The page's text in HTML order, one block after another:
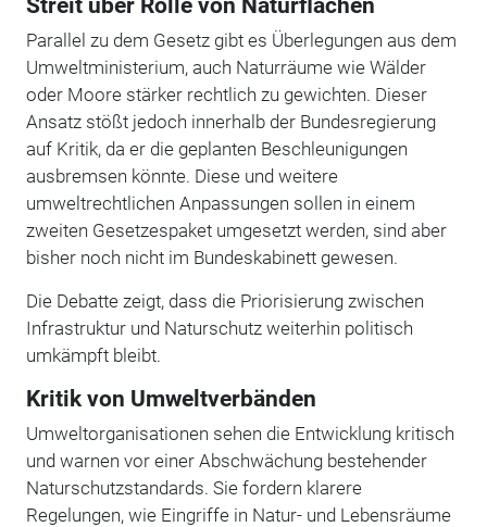
Streit über Rolle von Naturflächen
Parallel zu dem Gesetz gibt es Überlegungen aus dem
Umweltministerium, auch Naturräume wie Wälder
oder Moore stärker rechtlich zu gewichten. Dieser
Ansatz stößt jedoch innerhalb der Bundesregierung
auf Kritik, da er die geplanten Beschleunigungen
ausbremsen könnte. Diese und weitere
umweltrechtlichen Anpassungen sollen in einem
zweiten Gesetzespaket umgesetzt werden, sind aber
bisher noch nicht im Bundeskabinett gewesen.
Die Debatte zeigt, dass die Priorisierung zwischen
Infrastruktur und Naturschutz weiterhin politisch
umkämpft bleibt.
Kritik von Umweltverbänden
Umweltorganisationen sehen die Entwicklung kritisch
und warnen vor einer Abschwächung bestehender
Naturschutzstandards. Sie fordern klarere
Regelungen, wie Eingriffe in Natur- und Lebensräume